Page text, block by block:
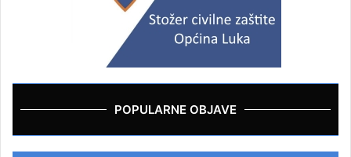
POPULARNE OBJAVE